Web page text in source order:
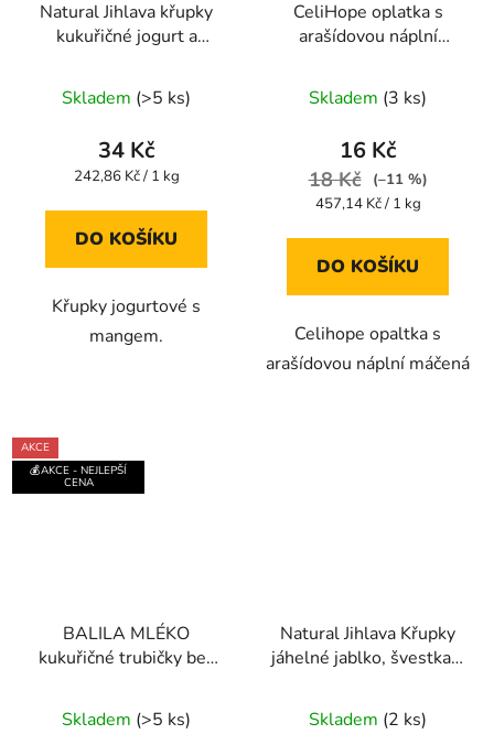
Natural Jihlava křupky
kukuřičné jogurt a
hodnocení
produktu
je
z
Skladem (>5 ks)
34 Kč
Měrná
242,86 Kč / 1 kg
DO KOŠÍKU
Křupky jogurtové s
mangem.
CeliHope oplatka s
arašídovou náplní
hodnocení
produktu
je
5,0
5
Skladem (3 ks)
16 Kč
18 Kč
(–11 %)
Měrná
457,14 Kč / 1 kg
DO KOŠÍKU
Celihope opaltka s
arašídovou náplní máčená
AKCE
💰AKCE - NEJLEPŠÍ
CENA
BALILA MLÉKO
kukuřičné trubičky bez
hodnocení
Skladem (>5 ks)
Natural Jihlava Křupky
jáhelné jablko, švestka a
Skladem (2 ks)